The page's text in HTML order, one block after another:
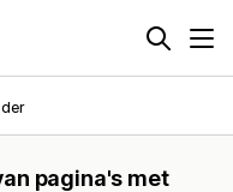
pagina's met